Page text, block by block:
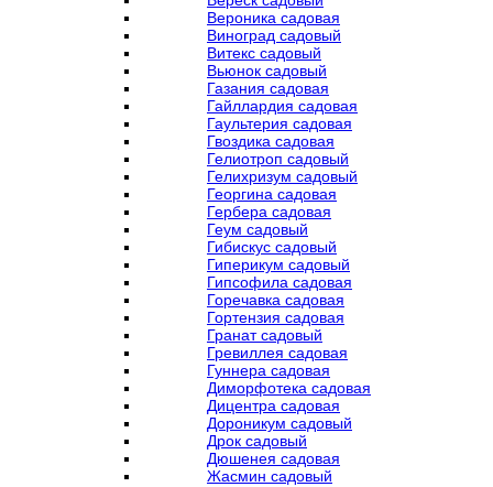
Вероника садовая
Виноград садовый
Витекс садовый
Вьюнок садовый
Газания садовая
Гайллардия садовая
Гаультерия садовая
Гвоздика садовая
Гелиотроп садовый
Гелихризум садовый
Георгина садовая
Гербера садовая
Геум садовый
Гибискус садовый
Гиперикум садовый
Гипсофила садовая
Горечавка садовая
Гортензия садовая
Гранат садовый
Гревиллея садовая
Гуннера садовая
Диморфотека садовая
Дицентра садовая
Дороникум садовый
Дрок садовый
Дюшенея садовая
Жасмин садовый